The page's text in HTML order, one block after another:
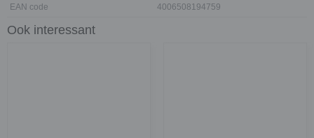
EAN code 4006508194759
Ook interessant